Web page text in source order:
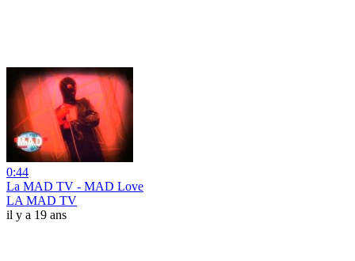
0:44
La MAD TV - MAD Love
LA MAD TV
il y a 19 ans